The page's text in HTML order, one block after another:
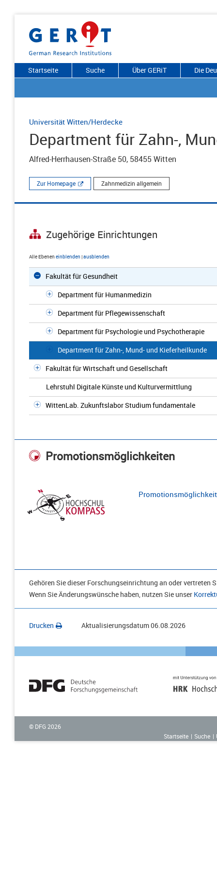
Startseite Suche Über GERiT Die
Universität Witten/Herdecke
Department für Zahn-,
Alfred-Herrhausen-Straße 50, 58455 Witten
Zur Homepage Zahnmedizin allgemein
Zugehörige Einrichtungen
Alle Ebenen einblenden |ausblenden
Fakultät für Gesundheit
Department für Humanmedizin
Department für Pflegewissenschaft
Department für Psychologie und Psychotherapie
Department für Zahn-, Mund- und Kieferheilkunde
Fakultät für Wirtschaft und Gesellschaft
Lehrstuhl Digitale Künste und Kulturvermittlung
WittenLab. Zukunftslabor Studium fundamentale
Promotionsmöglichkeiten
Gehören Sie dieser Forschungseinrichtung an oder vertreten
Wenn Sie Änderungswünsche haben, nutzen Sie unser
Drucken Aktualisierungsdatum06.08.2026
© DFG 2026
Startseite
Suche